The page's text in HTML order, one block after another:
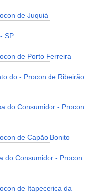
de Juquiá
SP
de Porto Ferreira
do - Procon de Ribeirão
do Consumidor - Procon
de Capão Bonito
do Consumidor - Procon
de Itapecerica da